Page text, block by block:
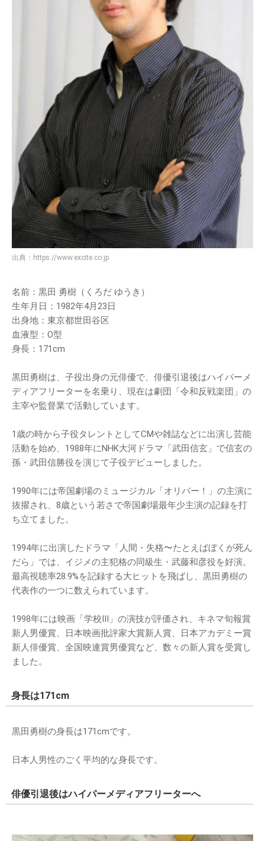
出典： https://www.excite.co.jp
名前：黒田 勇樹（くろだ ゆうき）
生年月日：1982年4月23日
出身地：東京都世田谷区
血液型：O型
身長：171cm
黒田勇樹は、子役出身の元俳優で、俳優引退後はハイパーメ
ディアフリーターを名乗り、現在は劇団「令和反戦楽団」の
主宰や監督業で活動しています。
1歳の時から子役タレントとしてCMや雑誌などに出演し芸能
活動を始め、1988年にNHK大河ドラマ「武田信玄」で信玄の
孫・武田信勝役を演じて子役デビューしました。
1990年には帝国劇場のミュージカル「オリバー！」の主演に
抜擢され、8歳という若さで帝国劇場最年少主演の記録を打
ち立てました。
1994年に出演したドラマ「人間・失格〜たとえばぼくが死ん
だら」では、イジメの主犯格の同級生・武藤和彦役を好演。
最高視聴率28.9%を記録する大ヒットを飛ばし、黒田勇樹の
代表作の一つに数えられています。
1998年には映画「学校III」の演技が評価され、キネマ旬報賞
新人男優賞、日本映画批評家大賞新人賞、日本アカデミー賞
新人俳優賞、全国映連賞男優賞など、数々の新人賞を受賞し
ました。
身長は171cm
黒田勇樹の身長は171cmです。
日本人男性のごく平均的な身長です。
俳優引退後はハイパーメディアフリーターへ